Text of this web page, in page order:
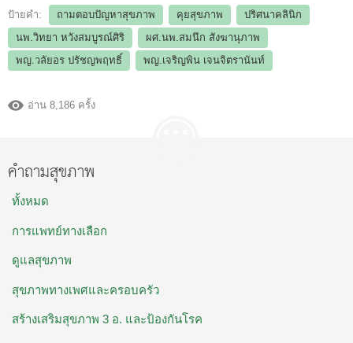
ป้ายคำ: ถามตอบปัญหาสุขภาพ คุยสุขภาพ
ปริศนาคลินิก
นพ.วิทยา หวังสมบูรณ์ศิริ
ผศ.นพ.สมนึก สังฆานุภาพ
พญ.วลัยอร ปรัชญพฤทธิ์
พญ.เจริญพิน เจนจิตรานันท์
อ่าน 8,186 ครั้ง
คำถามสุขภาพ
ทั้งหมด
การแพทย์ทางเลือก
ดูแลสุขภาพ
สุขภาพทางเพศและครอบครัว
สร้างเสริมสุขภาพ 3 อ. และป้องกันโรค